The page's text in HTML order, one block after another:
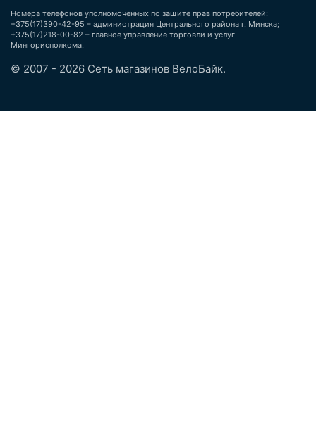
Номера телефонов уполномоченных по защите прав потребителей:
+375(17)390-42-95 – администрация Центрального района г. Минска;
+375(17)218-00-82 – главное управление торговли и услуг
Мингорисполкома.
© 2007 - 2026 Сеть магазинов ВелоБайк.